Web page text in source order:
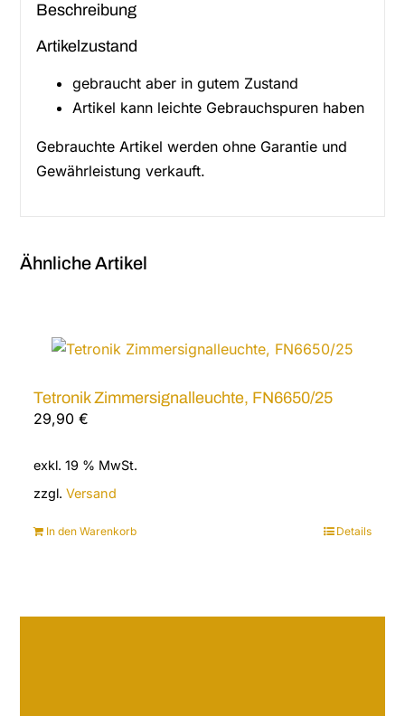
Beschreibung
Artikelzustand
gebraucht aber in gutem Zustand
Artikel kann leichte Gebrauchspuren haben
Gebrauchte Artikel werden ohne Garantie und
Gewährleistung verkauft.
Ähnliche Artikel
Tetronik Zimmersignalleuchte, FN6650/25
29,90€
exkl. 19 % MwSt.
zzgl.Versand
In den Warenkorb Details